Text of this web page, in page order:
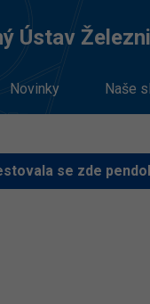
Ústav
Novinky Naše
se zde